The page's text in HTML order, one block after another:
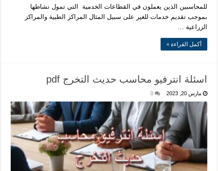
للمحاسبين الذين يعملون في القطاعات الخدمية التي تمول نشاطها
بموجب تقديم خدمات للغير على سبيل المثال المراكز الطبية والمراكز
الزراعية …
أكمل القراءة »
اسئلة انترفيو محاسب حديث التخرج pdf
مارس 20, 2023 0